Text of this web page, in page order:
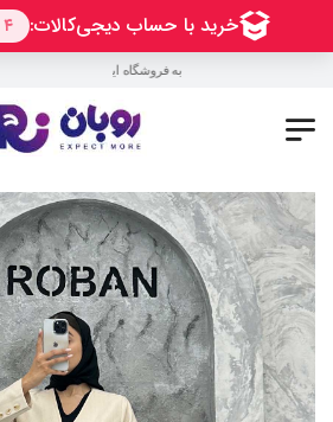
به فروشگاه اینترنتی روبان خوش آمدید !